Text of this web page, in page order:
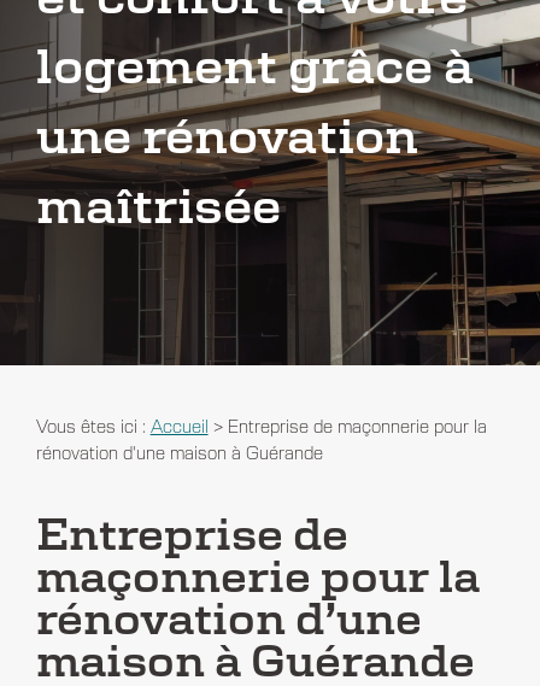
logement grâce à
une rénovation
maîtrisée
Vous êtes ici : Accueil > Entreprise de maçonnerie pour la
rénovation d'une maison à Guérande
Entreprise de
maçonnerie pour la
rénovation d’une
maison à Guérande